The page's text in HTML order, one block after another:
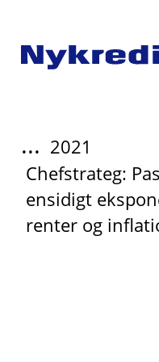
... 2021
Chefstrateg:
ensidigt
renter og